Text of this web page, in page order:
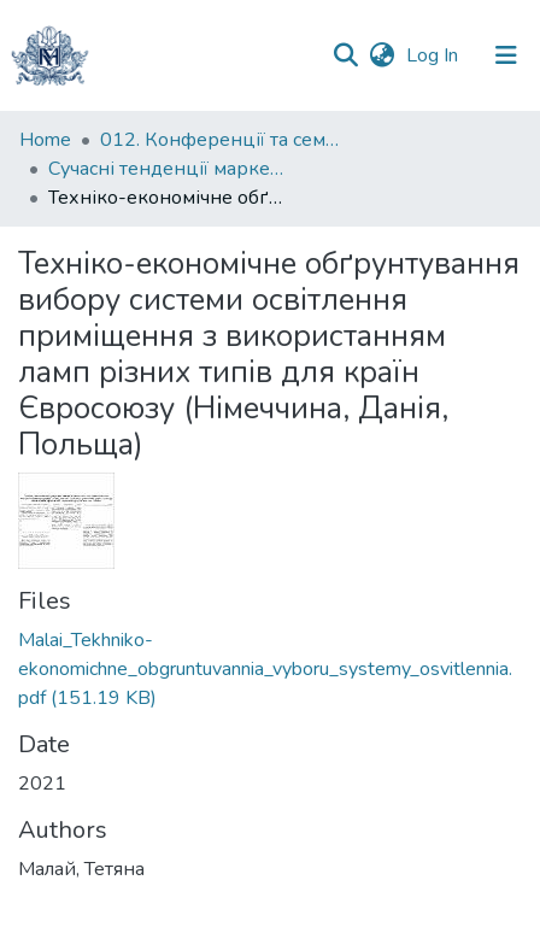
Log In (current)
Communities
&
Collections
Statistics
Home
012. Конференції та семінари НаУКМА
Сучасні тенденції маркетингу та менеджменту: круглий стіл кафедри маркетингу та управління бізнесом НаУКМА
Техніко-економічне обґрунтування вибору системи освітлення приміщення з використанням ламп різних типів для країн Євросоюзу (Німеччина, Данія, Польща)
Техніко-економічне обґрунтування
вибору системи освітлення
приміщення з використанням
ламп різних типів для країн
Євросоюзу (Німеччина, Данія,
Польща)
Files
Malai_Tekhniko-
ekonomichne_obgruntuvannia_vyboru_systemy_osvitlennia.
pdf(151.19 KB)
Date
2021
Authors
Малай, Тетяна